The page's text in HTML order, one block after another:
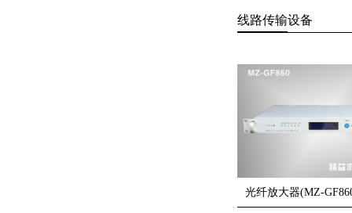
线路传输设备
光纤放大器(MZ-